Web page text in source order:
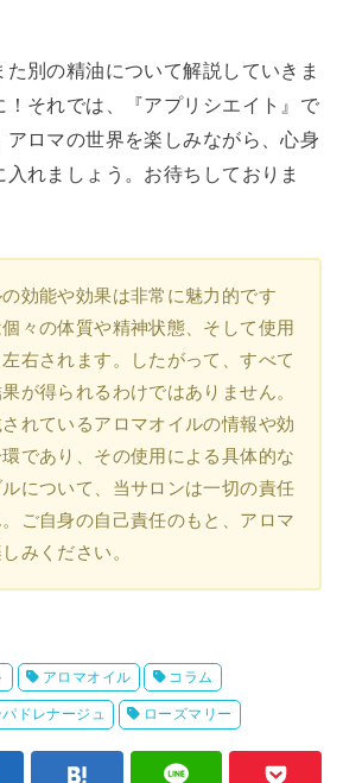
別の精油について解説していきま
！それでは、『アプリシエイト』で
アロマの世界を楽しみながら、心身
れましょう。お待ちしておりま
効能や効果は非常に魅力的です
々の体質や精神状態、そして使用
右されます。したがって、すべて
が得られるわけではありません。
れているアロマオイルの情報や効
であり、その使用による具体的な
について、当サロンは一切の責任
ご自身の自己責任のもと、アロマ
みください。
アロマオイル コラム
パドレナージュ ローズマリー